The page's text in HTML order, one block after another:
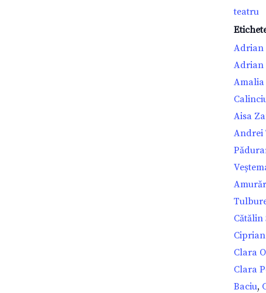
teatru
Adrian
Adrian
Amalia
Aisa
Andrei
Clara
Clara
Baciu,